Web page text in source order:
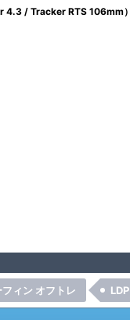
4.3 / Tracker RTS 106mm）
ィン オフトレ LDP